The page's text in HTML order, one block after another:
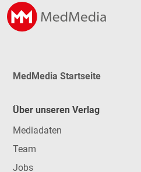
MedMedia Startseite
Über unseren Verlag
Mediadaten
Team
Jobs